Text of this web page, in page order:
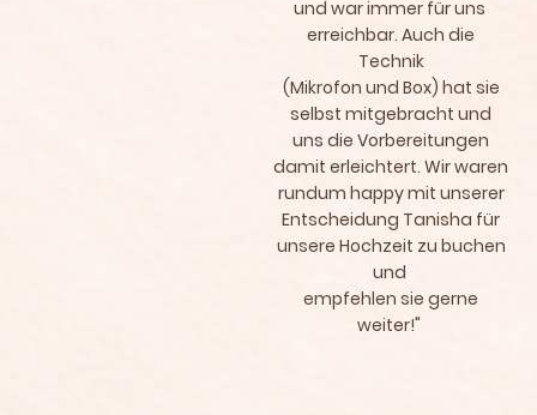
und war immer für uns
erreichbar. Auch die
Technik
(Mikrofon und Box) hat sie
selbst mitgebracht und
uns die Vorbereitungen
damit erleichtert. Wir waren
rundum happy mit unserer
Entscheidung Tanisha für
unsere Hochzeit zu buchen
und
empfehlen sie gerne
weiter!"